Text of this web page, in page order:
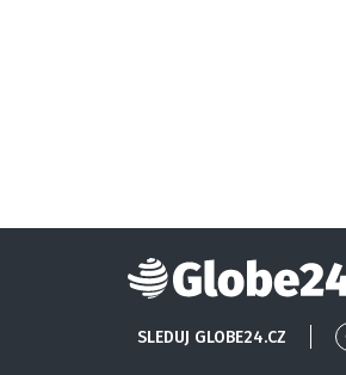
SLEDUJ GLOBE24.CZ